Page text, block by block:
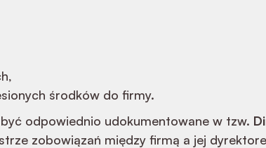
środków do firmy.
odpowiednio udokumentowane w tzw.
zobowiązań między firmą a jej